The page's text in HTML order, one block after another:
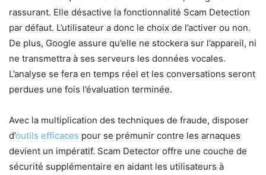
rassurant. Elle désactive la fonctionnalité Scam Detection
par défaut. L’utilisateur a donc le choix de l’activer ou non.
De plus, Google assure qu’elle ne stockera sur l’appareil, ni
ne transmettra à ses serveurs les données vocales.
L’analyse se fera en temps réel et les conversations seront
perdues une fois l’évaluation terminée.
Avec la multiplication des techniques de fraude, disposer
d’outils efficaces pour se prémunir contre les arnaques
devient un impératif. Scam Detector offre une couche de
sécurité supplémentaire en aidant les utilisateurs à